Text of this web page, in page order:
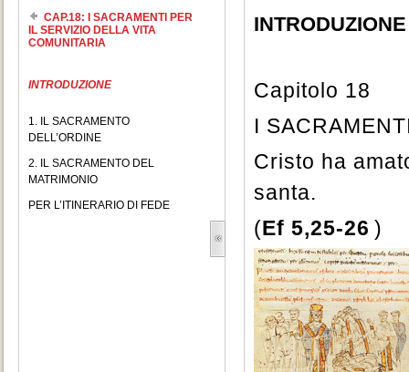
CAP.18: I SACRAMENTI PER
IL SERVIZIO DELLA VITA
COMUNITARIA
INTRODUZIONE
1. IL SACRAMENTO
DELL’ORDINE
2. IL SACRAMENTO DEL
MATRIMONIO
PER L’ITINERARIO DI FEDE
INTRODUZIONE
Capitolo 18
I
Cristo ha
santa.
(Ef 5,25-26 )